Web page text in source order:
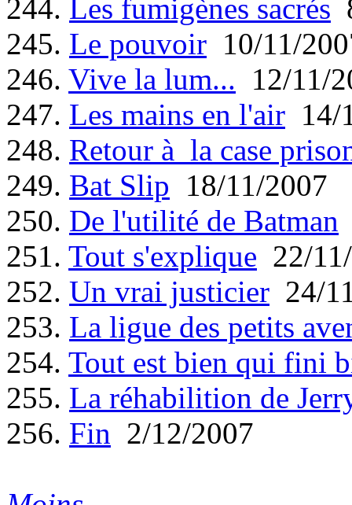
244. Les fumigènes sacrés
245. Le pouvoir 10/11/
246. Vive la lum... 12/11/
247. Les mains en l'air 14/
248. Retour à la case
249. Bat Slip 18/11/2007
250. De l'utilité de Batman
251. Tout s'explique 22/
252. Un vrai justicier 24/
253. La ligue des petits
254. Tout est bien qui fini
255. La réhabilition de
256. Fin 2/12/2007